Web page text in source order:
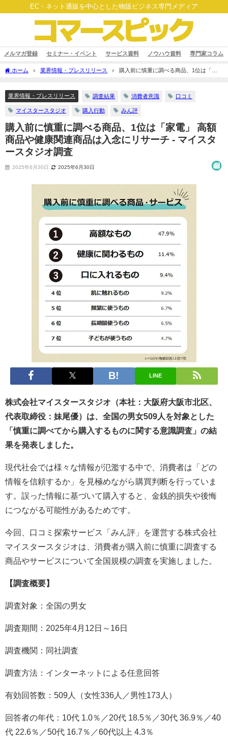
EC・ネット通販を中心とした物販ビジネス専門メディア
メルマガ登録 セミナー・イベント サービス資料 ノウハウ資料 専門家コラム
ホーム 業界情報・プレスリリース
購入前に慎重に調べる商品、1位は「家
業界情報・プレスリリース 調査結果 消費者意識 口コミ
マイスタースタジオ 購入行動 みん評
購入前に慎重に調べる商品、1位は「家電」 高額
商品や健康関連商品は入念にリサーチ - マイスタ
ースタジオ調査
2025年6月30日 2025年6月30日
LINE
株式会社マイスタースタジオ（本社：大阪府大阪市北区、
代表取締役：妹尾優）は、全国の男女509人を対象とした
「慎重に調べてから購入するものに関する意識調査」の結
果を発表しました。
現代社会では様々な情報が氾濫する中で、消費者は「どの
情報を信頼するか」を見極めながら購買判断を行っていま
す。誤った情報に基づいて購入すると、金銭的損失や後悔
につながる可能性があるためです。
今回、口コミ探索サービス「みん評」を運営する株式会社
マイスタースタジオは、消費者が購入前に慎重に調査する
商品やサービスについて全国規模の調査を実施しました。
【調査概要】
調査対象：全国の男女
調査期間：2025年4月12日～16日
調査機関：同社調査
調査方法：インターネットによる任意回答
有効回答数：509人（女性336人／男性173人）
回答者の年代：10代 1.0％／20代 18.5％／30代 36.9％／40
代 22.6％／50代 16.7％／60代以上 4.3％